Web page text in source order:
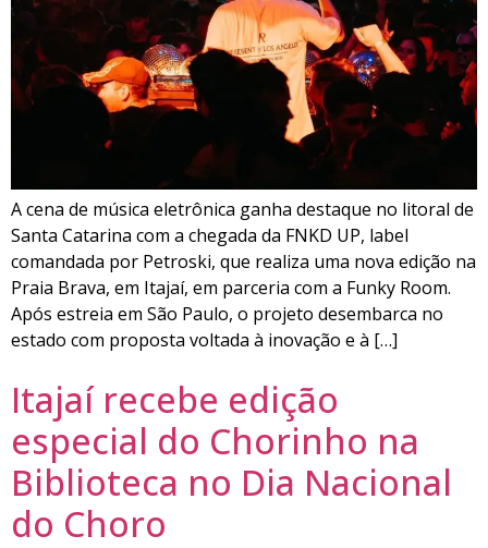
A cena de música eletrônica ganha destaque no litoral de
Santa Catarina com a chegada da FNKD UP, label
comandada por Petroski, que realiza uma nova edição na
Praia Brava, em Itajaí, em parceria com a Funky Room.
Após estreia em São Paulo, o projeto desembarca no
estado com proposta voltada à inovação e à […]
Itajaí recebe edição
especial do Chorinho na
Biblioteca no Dia Nacional
do Choro